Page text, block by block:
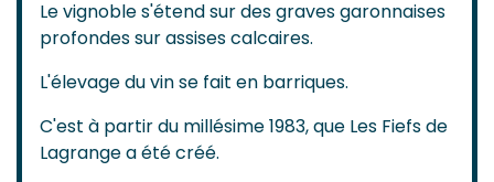
Le vignoble s'étend sur des graves garonnaises
profondes sur assises calcaires.
L'élevage du vin se fait en barriques.
C'est à partir du millésime 1983, que Les Fiefs de
Lagrange a été créé.